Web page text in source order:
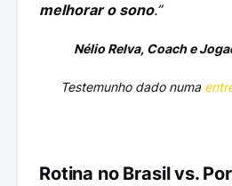
melhorar o sono.”
Nélio Relva, Coach e
Testemunho dado numa
Rotina no Brasil vs.